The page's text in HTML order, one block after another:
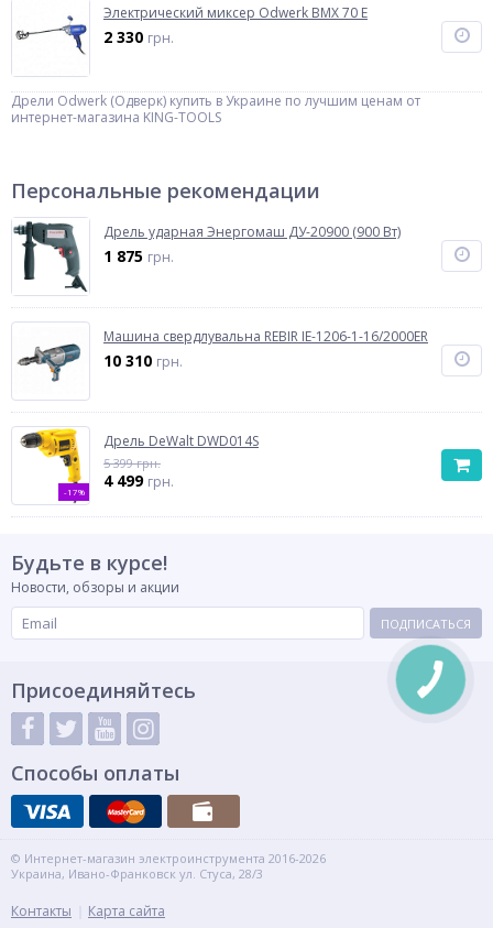
Электрический миксер Odwerk BMX 70 E
2 330 грн.
Дрели Odwerk (Одверк) купить в Украине по лучшим ценам от
интернет-магазина KING-TOOLS
Персональные рекомендации
Дрель ударная Энергомаш ДУ-20900 (900 Вт)
1 875 грн.
Машина свердлувальна REBIR IE-1206-1-16/2000ER
10 310 грн.
-17%
Дрель DeWalt DWD014S
5 399 грн.
4 499 грн.
Будьте в курсе!
Новости, обзоры и акции
ПОДПИСАТЬСЯ
Присоединяйтесь
Способы оплаты
© Интернет-магазин электроинструмента 2016-2026
Украина, Ивано-Франковск ул. Стуса, 28/3
Контакты Карта сайта